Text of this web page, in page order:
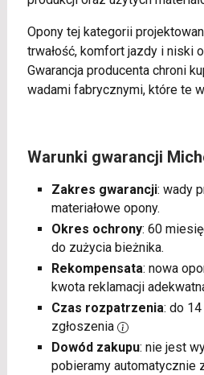
Opony tej kategorii
trwałość, komfort jazdy i niski
Gwarancja producenta chroni
wadami fabrycznymi, które te
Warunki gwarancji
Zakres gwarancji: wady
materiałowe opony.
Okres ochrony: 60
do zużycia bieżnika.
Rekompensata: nowa
kwota reklamacji
Czas rozpatrzenia: do
zgłoszenia
Dowód zakupu: nie jest
pobieramy automatycznie